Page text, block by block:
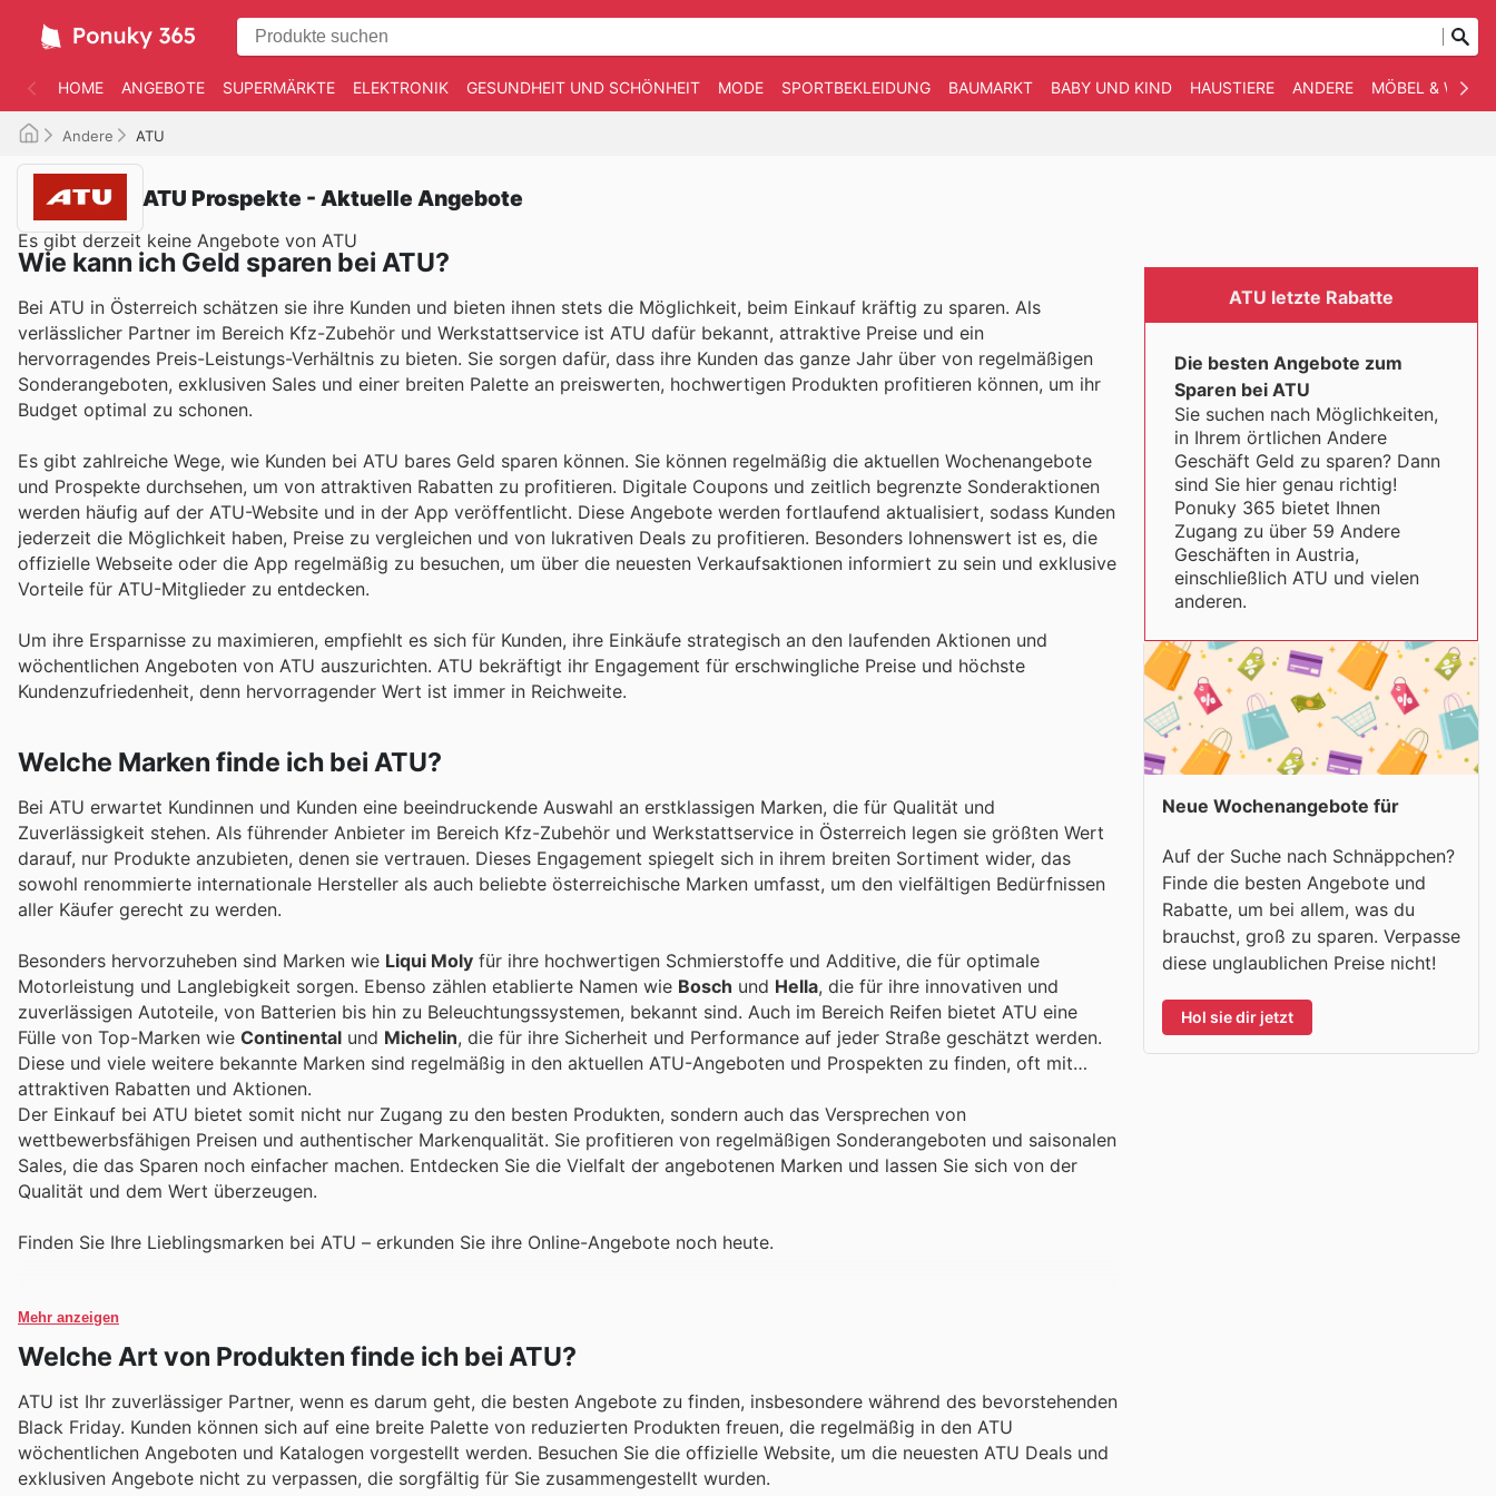
HOME ANGEBOTE SUPERMÄRKTE ELEKTRONIK GESUNDHEIT UND SCHÖNHEIT MODE SPORTBEKLEIDUNG BAUMARKT BABY UND KIND HAUSTIERE ANDERE MÖBEL &
Andere ATU
ATU Prospekte - Aktuelle Angebote
Es gibt derzeit keine Angebote von ATU
Wie kann ich Geld sparen bei ATU?
Bei ATU in Österreich schätzen sie ihre Kunden und bieten ihnen stets die Möglichkeit, beim Einkauf kräftig zu sparen. Als
verlässlicher Partner im Bereich Kfz-Zubehör und Werkstattservice ist ATU dafür bekannt, attraktive Preise und ein
hervorragendes Preis-Leistungs-Verhältnis zu bieten. Sie sorgen dafür, dass ihre Kunden das ganze Jahr über von regelmäßigen
Sonderangeboten, exklusiven Sales und einer breiten Palette an preiswerten, hochwertigen Produkten profitieren können, um ihr
Budget optimal zu schonen.
Es gibt zahlreiche Wege, wie Kunden bei ATU bares Geld sparen können. Sie können regelmäßig die aktuellen Wochenangebote
und Prospekte durchsehen, um von attraktiven Rabatten zu profitieren. Digitale Coupons und zeitlich begrenzte Sonderaktionen
werden häufig auf der ATU-Website und in der App veröffentlicht. Diese Angebote werden fortlaufend aktualisiert, sodass Kunden
jederzeit die Möglichkeit haben, Preise zu vergleichen und von lukrativen Deals zu profitieren. Besonders lohnenswert ist es, die
offizielle Webseite oder die App regelmäßig zu besuchen, um über die neuesten Verkaufsaktionen informiert zu sein und exklusive
Vorteile für ATU-Mitglieder zu entdecken.
Um ihre Ersparnisse zu maximieren, empfiehlt es sich für Kunden, ihre Einkäufe strategisch an den laufenden Aktionen und
wöchentlichen Angeboten von ATU auszurichten. ATU bekräftigt ihr Engagement für erschwingliche Preise und höchste
Kundenzufriedenheit, denn hervorragender Wert ist immer in Reichweite.
Welche Marken finde ich bei ATU?
Bei ATU erwartet Kundinnen und Kunden eine beeindruckende Auswahl an erstklassigen Marken, die für Qualität und
Zuverlässigkeit stehen. Als führender Anbieter im Bereich Kfz-Zubehör und Werkstattservice in Österreich legen sie größten Wert
darauf, nur Produkte anzubieten, denen sie vertrauen. Dieses Engagement spiegelt sich in ihrem breiten Sortiment wider, das
sowohl renommierte internationale Hersteller als auch beliebte österreichische Marken umfasst, um den vielfältigen Bedürfnissen
aller Käufer gerecht zu werden.
Besonders hervorzuheben sind Marken wie Liqui Moly für ihre hochwertigen Schmierstoffe und Additive, die für optimale
Motorleistung und Langlebigkeit sorgen. Ebenso zählen etablierte Namen wie Bosch und Hella, die für ihre innovativen und
zuverlässigen Autoteile, von Batterien bis hin zu Beleuchtungssystemen, bekannt sind. Auch im Bereich Reifen bietet ATU eine
Fülle von Top-Marken wie Continental und Michelin, die für ihre Sicherheit und Performance auf jeder Straße geschätzt werden.
Diese und viele weitere bekannte Marken sind regelmäßig in den aktuellen ATU-Angeboten und Prospekten zu finden, oft mit
attraktiven Rabatten und Aktionen.
Der Einkauf bei ATU bietet somit nicht nur Zugang zu den besten Produkten, sondern auch das Versprechen von
wettbewerbsfähigen Preisen und authentischer Markenqualität. Sie profitieren von regelmäßigen Sonderangeboten und saisonalen
Sales, die das Sparen noch einfacher machen. Entdecken Sie die Vielfalt der angebotenen Marken und lassen Sie sich von der
Qualität und dem Wert überzeugen.
Finden Sie Ihre Lieblingsmarken bei ATU – erkunden Sie ihre Online-Angebote noch heute.
Mehr anzeigen
Welche Art von Produkten finde ich bei ATU?
ATU ist Ihr zuverlässiger Partner, wenn es darum geht, die besten Angebote zu finden, insbesondere während des bevorstehenden
Black Friday. Kunden können sich auf eine breite Palette von reduzierten Produkten freuen, die regelmäßig in den ATU
wöchentlichen Angeboten und Katalogen vorgestellt werden. Besuchen Sie die offizielle Website, um die neuesten ATU Deals und
exklusiven Angebote nicht zu verpassen, die sorgfältig für Sie zusammengestellt wurden.
ATU letzte Rabatte
Die besten Angebote zum
Sparen bei ATU
Sie suchen nach Möglichkeiten,
in Ihrem örtlichen Andere
Geschäft Geld zu sparen? Dann
sind Sie hier genau richtig!
Ponuky 365 bietet Ihnen
Zugang zu über 59 Andere
Geschäften in Austria,
einschließlich ATU und vielen
anderen.
Neue Wochenangebote für
Auf der Suche nach Schnäppchen?
Finde die besten Angebote und
Rabatte, um bei allem, was du
brauchst, groß zu sparen. Verpasse
diese unglaublichen Preise nicht!
Hol sie dir jetzt